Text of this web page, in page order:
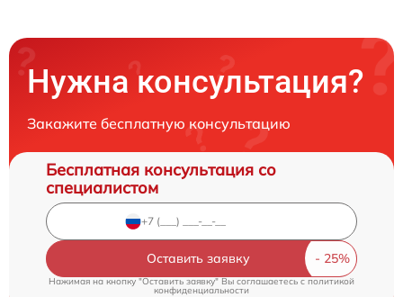
Нужна консультация?
Закажите бесплатную консультацию
Бесплатная консультация со
специалистом
Оставить заявку
Нажимая на кнопку "Оставить заявку" Вы соглашаетесь cполитикой
конфиденциальности